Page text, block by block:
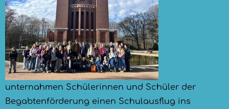
unternahmen Schülerinnen und Schüler der
Begabtenförderung einen Schulausflug ins